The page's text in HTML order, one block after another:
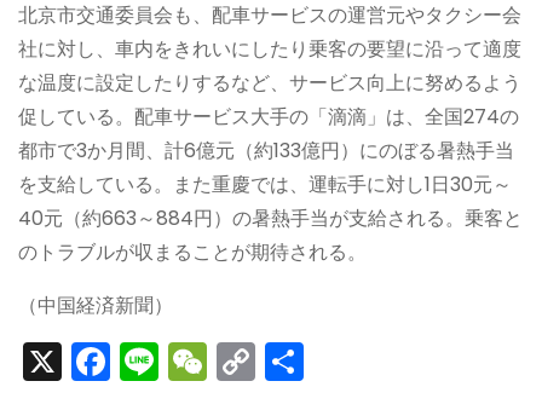
北京市交通委員会も、配車サービスの運営元やタクシー会
社に対し、車内をきれいにしたり乗客の要望に沿って適度
な温度に設定したりするなど、サービス向上に努めるよう
促している。配車サービス大手の「滴滴」は、全国274の
都市で3か月間、計6億元（約133億円）にのぼる暑熱手当
を支給している。また重慶では、運転手に対し1日30元～
40元（約663～884円）の暑熱手当が支給される。乗客と
のトラブルが収まることが期待される。
（中国経済新聞）
X F Li W C